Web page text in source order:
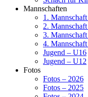
Mannschaften
1.
2.
3.
4.
Jugend – U16
Jugend – U12
Fotos
Fotos – 2026
Fotos – 2025